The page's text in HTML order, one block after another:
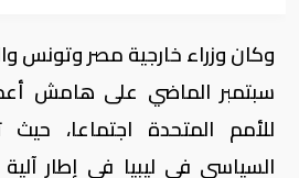
وكان وزراء خارجية مصر وتونس
سبتمبر الماضي على هامش
للأمم المتحدة اجتماعا،
السياسي في ليبيا في إطار آلية